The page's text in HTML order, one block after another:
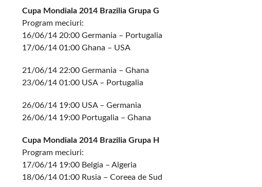
Cupa Mondiala 2014 Brazilia Grupa G
Program meciuri:
16/06/14 20:00 Germania – Portugalia
17/06/14 01:00 Ghana – USA
21/06/14 22:00 Germania – Ghana
23/06/14 01:00 USA – Portugalia
26/06/14 19:00 USA – Germania
26/06/14 19:00 Portugalia – Ghana
Cupa Mondiala 2014 Brazilia Grupa H
Program meciuri:
17/06/14 19:00 Belgia – Algeria
18/06/14 01:00 Rusia – Coreea de Sud